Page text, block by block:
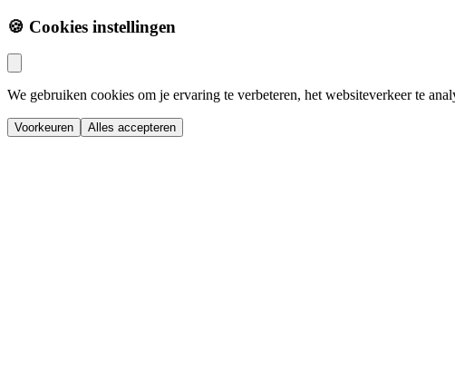
🍪 Cookies instellingen
We gebruiken cookies om je ervaring te verbeteren, het websiteverkeer te
Voorkeuren Alles accepteren